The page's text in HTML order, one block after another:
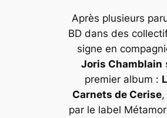
Après plusieurs
BD dans des
signe en
Joris Chamblain
premier album :
Carnets de Cerise,
par le label